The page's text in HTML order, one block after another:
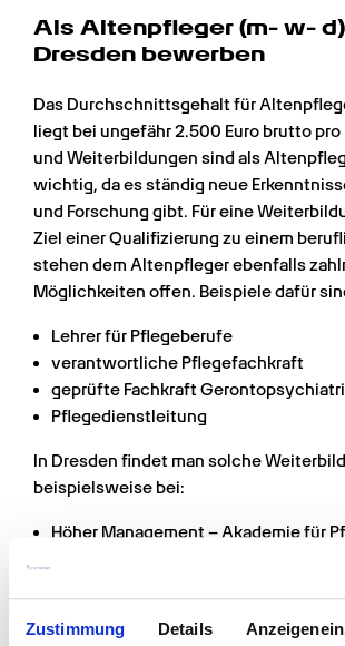
Zustimmung Details
Als Altenpfleger (m- w-
Dresden bewerben
Das Durchschnittsgehalt für
liegt bei ungefähr 2.500 Euro brutto pro
und Weiterbildungen sind als
wichtig, da es ständig neue
und Forschung gibt. Für eine
Ziel einer Qualifizierung zu einem
stehen dem Altenpfleger ebenfalls
Möglichkeiten offen. Beispiele dafür
Lehrer für Pflegeberufe
verantwortliche Pflegefachkraft
geprüfte Fachkraft
Pflegedienstleitung
In Dresden findet man solche
beispielsweise bei:
Höher Management – Akademie für
Darüber hinaus besteht ebenfalls die
Studiums in Pflegemanagement,